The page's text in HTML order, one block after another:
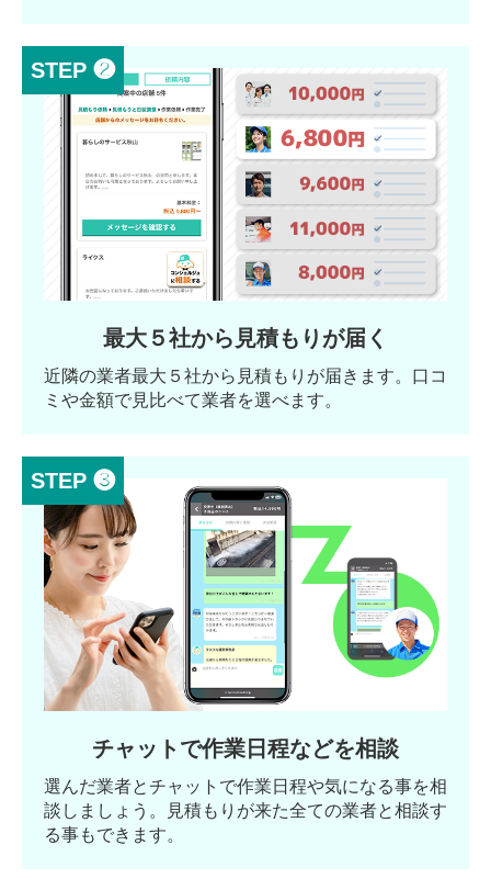
STEP ❷
最大５社から見積もりが届く
近隣の業者最大５社から見積もりが届きます。口コ
ミや金額で見比べて業者を選べます。
STEP ❸
チャットで作業日程などを相談
選んだ業者とチャットで作業日程や気になる事を相
談しましょう。見積もりが来た全ての業者と相談す
る事もできます。